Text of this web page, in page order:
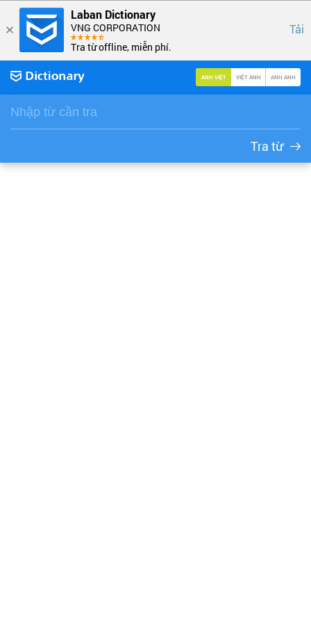
Laban Dictionary
VNG CORPORATION
Tra từ offline, miễn phí.
Tải
ANH VIỆT VIỆT ANH ANH ANH
Tra từ